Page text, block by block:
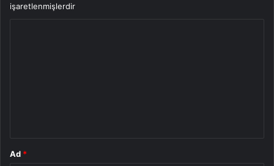
işaretlenmişlerdir
Ad *